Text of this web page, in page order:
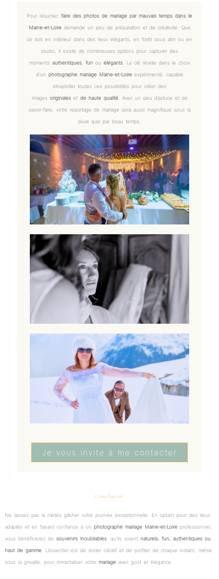
Pour résumer, faire des photos de mariage par mauvais temps dans le
Maine-et-Loiredemande un peu de préparation et de créativité. Que
ce soit en intérieur dans des lieux élégants, en forêt sous abri ou en
studio, il existe de nombreuses options pour capturer des
moments authentiques, funou élégants. La clé réside dans le choix
d’un photographe mariage Maine-et-Loireexpérimenté, capable
d’exploiter toutes ces possibilités pour créer des
images originaleset de haute qualité. Avec un peu d’astuce et de
savoir-faire, votre reportage de mariage sera aussi magnifique sous la
pluie que par beau temps.
Je vous invite à me contacter
Conclusion
Ne laissez pas la météo gâcher votre journée exceptionnelle. En optant pour des lieux
adaptés et en faisant confiance à un photographe mariage Maine-et-Loire professionnel,
vous bénéficierez de souvenirs inoubliables , qu’ils soient naturels, fun, authentiques ou
haut de gamme . L’essentiel est de rester créatif et de profiter de chaque instant, même
sous la grisaille, pour immortaliser votre mariage avec goût et élégance.